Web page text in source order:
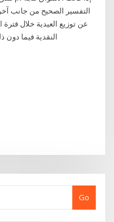
التفسير الصحيح من جانب
عن توزيع العيدية خلال فترة
النقدية فيما دون
Go